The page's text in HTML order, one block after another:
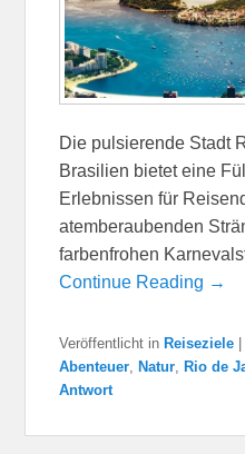
Die pulsierende Stadt
Brasilien bietet eine
Erlebnissen für
atemberaubenden
farbenfrohen
Continue Reading →
Veröffentlicht in Reiseziele
Abenteuer, Natur, Rio de
Antwort